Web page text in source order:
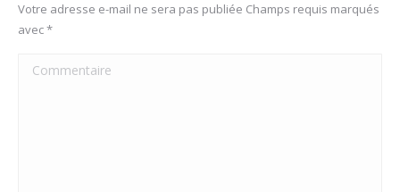
Votre adresse e-mail ne sera pas publiée Champs requis marqués
avec*
Commentaire